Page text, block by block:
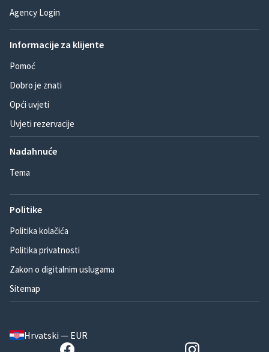
Agency Login
Informacije za klijente
Pomoć
Dobro je znati
Opći uvjeti
Uvjeti rezervacije
Nadahnuće
Tema
Politike
Politika kolačića
Politika privatnosti
Zakon o digitalnim uslugama
Sitemap
Hrvatski — EUR